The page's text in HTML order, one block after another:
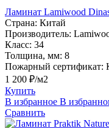
Ламинат Lamiwood
Страна: Китай
Производитель:
Класс: 34
Толщина, мм: 8
Пожарный сертификат:
1 200 ₽/м2
Купить
В избранное В
Сравнить